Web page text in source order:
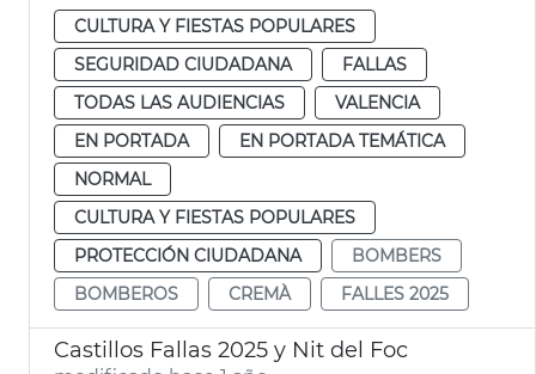
CULTURA Y FIESTAS POPULARES
SEGURIDAD CIUDADANA
FALLAS
TODAS LAS AUDIENCIAS
VALENCIA
EN PORTADA
EN PORTADA TEMÁTICA
NORMAL
CULTURA Y FIESTAS POPULARES
PROTECCIÓN CIUDADANA
BOMBERS
BOMBEROS
CREMÀ FALLES 2025
Castillos Fallas 2025 y Nit del Foc